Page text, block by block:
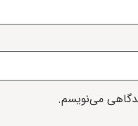
می‌نویسم.